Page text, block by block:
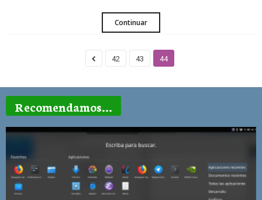
Continuar
42 43 44
Recomendamos...